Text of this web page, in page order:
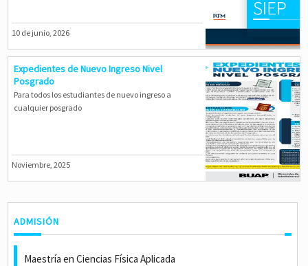
10 de junio, 2026
Expedientes de Nuevo Ingreso Nivel
Posgrado
Para todos los estudiantes de nuevo ingreso a
cualquier posgrado
Noviembre, 2025
ADMISIÓN
Maestría en Ciencias Física Aplicada